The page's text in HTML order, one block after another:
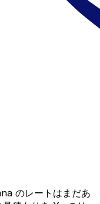
のレートはまだあ